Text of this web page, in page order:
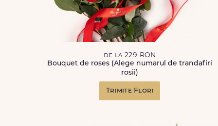
de la 229 RON
Bouquet de roses (Alege numarul de trandafiri
rosii)
Trimite Flori